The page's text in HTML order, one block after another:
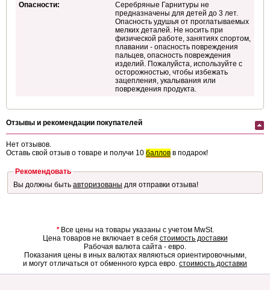
Опасности:
Серебряные Гарнитуры не
предназначены для детей до 3 лет.
Опасность удушья от проглатываемых
мелких деталей. Не носить при
физической работе, занятиях спортом,
плавании - опасность повреждения
пальцев, опасность повреждения
изделий. Пожалуйста, используйте с
осторожностью, чтобы избежать
зацепления, укалывания или
повреждения продукта.
Отзывы и рекомендации покупателей
Нет отзывов.
Оставь свой отзыв о товаре и получи 10 баллов в подарок!
Рекомендовать
Вы должны быть авторизованы для отправки отзыва!
*Все цены на товары указаны с учетом MwSt.
Цена товаров не включает в себя стоимость доставки
Рабочая валюта сайта - евро.
Показания цены в иных валютах являються ориентировочными,
и могут отличаться от обменного курса евро. стоимость доставки